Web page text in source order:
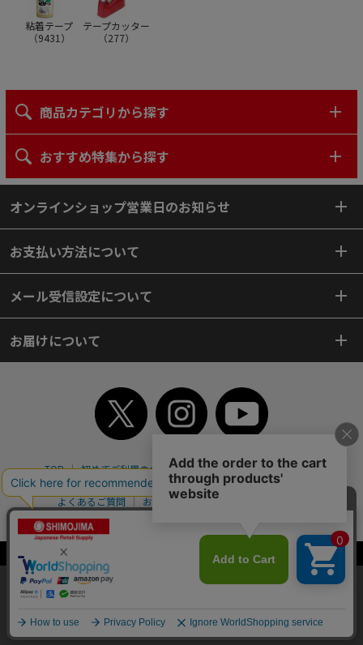
当サイトはクッキー（Cookie）を使用しています。Cookieの使用に同意いた
だける場合は「OK」をクリックしてください。
OK
粘着テープ
（9431）
テープカッター
（277）
商品カテゴリから探す
おすすめ特集から探す
オンラインショップ営業日のお知らせ
お支払い方法について
メール受信設定について
お届けについて
TOP 初めてご利用のお客様へ ご利用案内
ご利用規約
個人情報保護方針
特定商取引法
会社案内
よくあるご質問
お問い合わせ
ピンポイントサーチ
サイトマップ
Copyright© 2018 SHIMOJIMA Co.,Ltd. All Rights Reserved.